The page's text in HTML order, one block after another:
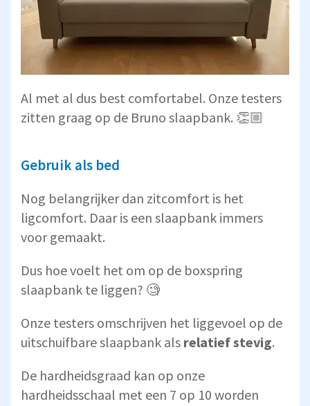
Al met al dus best comfortabel. Onze testers
zitten graag op de Bruno slaapbank. 👏🏼
Gebruik als bed
Nog belangrijker dan zitcomfort is het
ligcomfort. Daar is een slaapbank immers
voor gemaakt.
Dus hoe voelt het om op de boxspring
slaapbank te liggen? 🧐
Onze testers omschrijven het liggevoel op de
uitschuifbare slaapbank als relatief stevig.
De hardheidsgraad kan op onze
hardheidsschaal met een 7 op 10 worden